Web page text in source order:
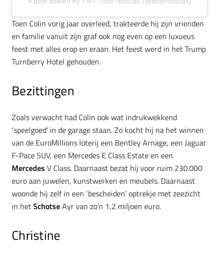
Toen Colin vorig jaar overleed, trakteerde hij zijn vrienden
en familie vanuit zijn graf ook nog even op een luxueus
feest met alles erop en eraan. Het feest werd in het Trump
Turnberry Hotel gehouden.
Bezittingen
Zoals verwacht had Colin ook wat indrukwekkend
‘speelgoed’ in de garage staan. Zo kocht hij na het winnen
van de EuroMillions loterij een Bentley Arnage, een Jaguar
F-Pace SUV, een Mercedes E Class Estate en een
Mercedes V Class. Daarnaast bezat hij voor ruim 230.000
euro aan juwelen, kunstwerken en meubels. Daarnaast
woonde hij zelf in een ‘bescheiden’ optrekje met zeezicht
in hetSchotseAyr van zo’n 1,2 miljoen euro.
Christine